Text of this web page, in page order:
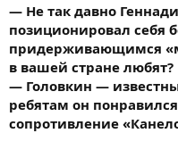
— Не так давно
позиционировал себя
придерживающимся
в вашей стране любят?
— Головкин —
ребятам он
сопротивление